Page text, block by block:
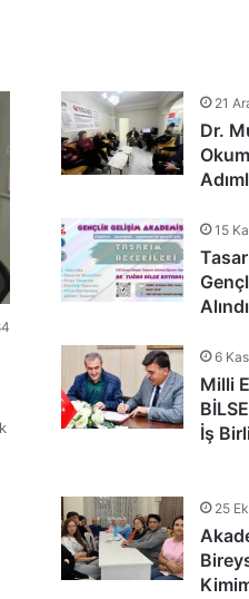
Teşekkür Belgeleriyle
Şöleni: Öğrenciler, Şair
21
Dr.
15
Alındı
6
Milli
İş
25